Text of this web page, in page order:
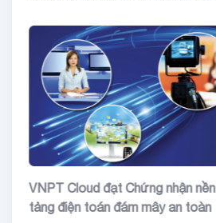
VNPT Cloud đạt Chứng nhận nền
tảng điện toán đám mây an toàn